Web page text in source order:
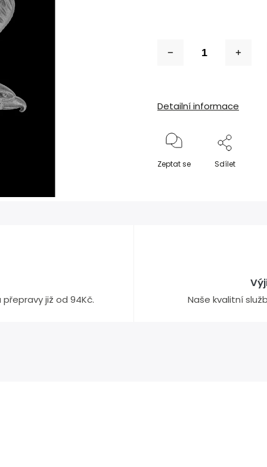
Detailní informace
Zeptat se Sdílet
již od 94Kč. Naše kvalitní